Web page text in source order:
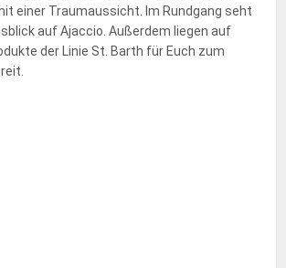
einer Traumaussicht. Im Rundgang seht
auf Ajaccio. Außerdem liegen auf
der Linie St. Barth für Euch zum